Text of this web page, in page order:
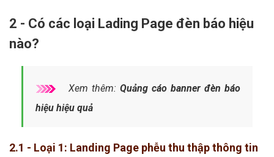
2 - Có các loại Lading Page đèn báo hiệu
nào?
Xem thêm: Quảng cáo banner đèn báo
hiệu hiệu quả
2.1 - Loại 1: Landing Page phễu thu thập thông tin